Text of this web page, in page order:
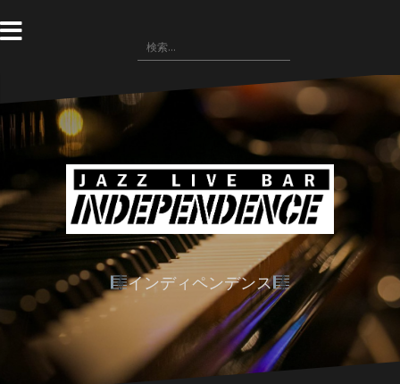
ン
テ
へ
ス
検
索:
インディペンデンス